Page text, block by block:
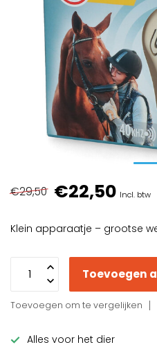
€29,50 €22,50 Incl. btw
Klein apparaatje – grootse
Toevoegen
Toevoegen om te vergelijken
Alles voor het dier